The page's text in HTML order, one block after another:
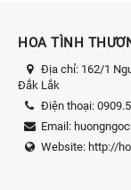
HOA TÌNH
Địa chỉ: 162/1
Đắk Lắk
Điện thoại:
Email:
Website: http://